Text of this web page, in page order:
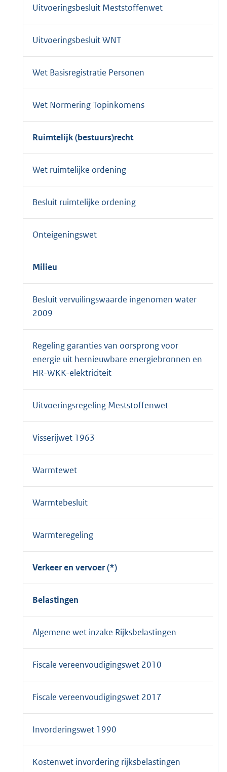
Uitvoeringsbesluit Meststoffenwet
Uitvoeringsbesluit WNT
Wet Basisregistratie Personen
Wet Normering Topinkomens
Ruimtelijk (bestuurs)recht
Wet ruimtelijke ordening
Besluit ruimtelijke ordening
Onteigeningswet
Milieu
Besluit vervuilingswaarde ingenomen water
2009
Regeling garanties van oorsprong voor
energie uit hernieuwbare energiebronnen en
HR-WKK-elektriciteit
Uitvoeringsregeling Meststoffenwet
Visserijwet 1963
Warmtewet
Warmtebesluit
Warmteregeling
Verkeer en vervoer (*)
Belastingen
Algemene wet inzake Rijksbelastingen
Fiscale vereenvoudigingswet 2010
Fiscale vereenvoudigingswet 2017
Invorderingswet 1990
Kostenwet invordering rijksbelastingen